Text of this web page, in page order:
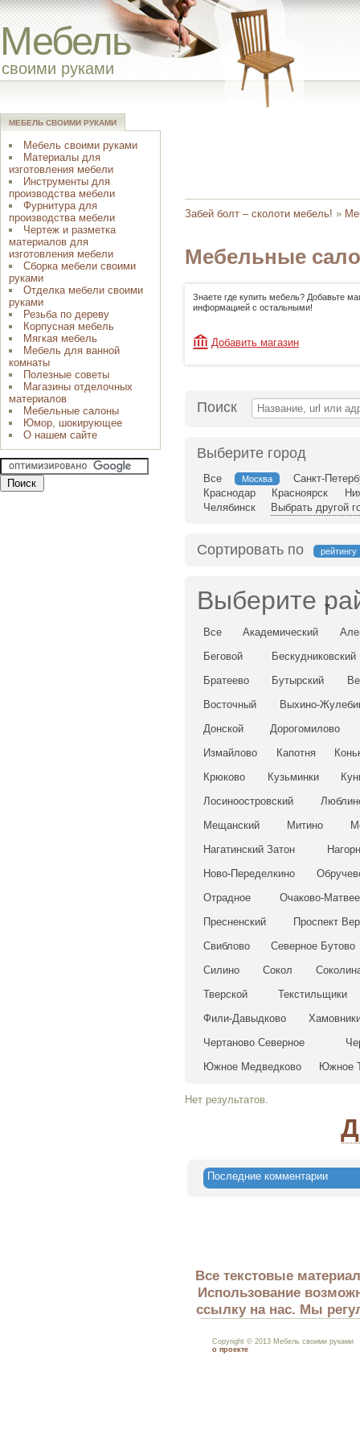
Мебель
своими руками
Забей болт – сколоти мебель! »
Мебельные
Знаете где купить мебель? Добавьте
информацией с остальными!
Добавить магазин
Поиск
Выберите город
Все Москва
Санкт-
Краснодар
Красноярск
Челябинск
Выбрать другой
Сортировать по рейтингу
Выберите
Все Академический
Беговой
Бескудниковский
Братеево
Бутырский
Восточный
Выхино-
Донской
Дорогомилово
Измайлово
Капотня
Крюково
Кузьминки
Лосиноостровский
Мещанский
Митино
Нагатинский Затон
Ново-Переделкино
Отрадное
Очаково-
Пресненский
Проспект
Свиблово
Северное Бутово
Силино
Сокол
Тверской
Текстильщики
Фили-Давыдково
Чертаново Северное
Южное Медведково
Южное
Нет результатов.
Последние комментарии
Все текстовые
Использование
ссылку на нас. Мы
МЕБЕЛЬ СВОИМИ РУКАМИ
Мебель своими руками
Материалы для
изготовления мебели
Инструменты для
производства мебели
Фурнитура для
производства мебели
Чертеж и разметка
материалов для
изготовления мебели
Сборка мебели своими
руками
Отделка мебели своими
руками
Резьба по дереву
Корпусная мебель
Мягкая мебель
Мебель для ванной
комнаты
Полезные советы
Магазины отделочных
материалов
Мебельные салоны
Юмор, шокирующее
О нашем сайте
Copyright © 2013 Мебель своими руками
о проекте